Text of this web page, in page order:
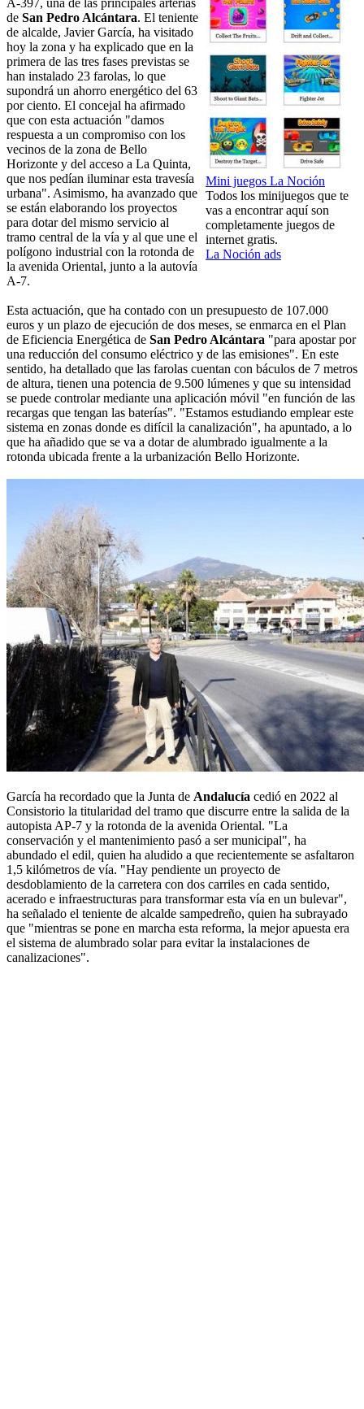
Mini juegos La Noción
Todos los minijuegos que te
vas a encontrar aquí son
completamente juegos de
internet gratis.
La Noción ads
A-397, una de las principales arterias
de San Pedro Alcántara. El teniente
de alcalde, Javier García, ha visitado
hoy la zona y ha explicado que en la
primera de las tres fases previstas se
han instalado 23 farolas, lo que
supondrá un ahorro energético del 63
por ciento. El concejal ha afirmado
que con esta actuación "damos
respuesta a un compromiso con los
vecinos de la zona de Bello
Horizonte y del acceso a La Quinta,
que nos pedían iluminar esta travesía
urbana". Asimismo, ha avanzado que
se están elaborando los proyectos
para dotar del mismo servicio al
tramo central de la vía y al que une el
polígono industrial con la rotonda de
la avenida Oriental, junto a la autovía
A-7.
Esta actuación, que ha contado con un presupuesto de 107.000
euros y un plazo de ejecución de dos meses, se enmarca en el Plan
de Eficiencia Energética de San Pedro Alcántara "para apostar por
una reducción del consumo eléctrico y de las emisiones". En este
sentido, ha detallado que las farolas cuentan con báculos de 7 metros
de altura, tienen una potencia de 9.500 lúmenes y que su intensidad
se puede controlar mediante una aplicación móvil "en función de las
recargas que tengan las baterías". "Estamos estudiando emplear este
sistema en zonas donde es difícil la canalización", ha apuntado, a lo
que ha añadido que se va a dotar de alumbrado igualmente a la
rotonda ubicada frente a la urbanización Bello Horizonte.
García ha recordado que la Junta de Andalucía cedió en 2022 al
Consistorio la titularidad del tramo que discurre entre la salida de la
autopista AP-7 y la rotonda de la avenida Oriental. "La
conservación y el mantenimiento pasó a ser municipal", ha
abundado el edil, quien ha aludido a que recientemente se asfaltaron
1,5 kilómetros de vía. "Hay pendiente un proyecto de
desdoblamiento de la carretera con dos carriles en cada sentido,
acerado e infraestructuras para transformar esta vía en un bulevar",
ha señalado el teniente de alcalde sampedreño, quien ha subrayado
que "mientras se pone en marcha esta reforma, la mejor apuesta era
el sistema de alumbrado solar para evitar la instalaciones de
canalizaciones".